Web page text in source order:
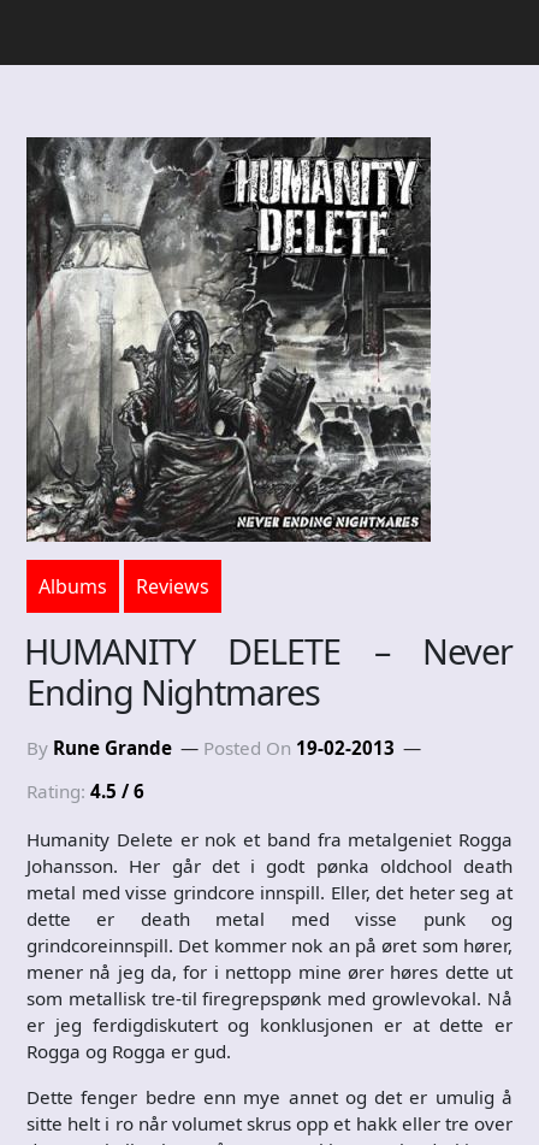
Albums Reviews
HUMANITY DELETE – Never
Ending Nightmares
By Rune Grande Posted On 19-02-2013
Rating: 4.5 / 6
Humanity Delete er nok et band fra metalgeniet Rogga
Johansson. Her går det i godt pønka oldchool death
metal med visse grindcore innspill. Eller, det heter seg at
dette er death metal med visse punk og
grindcoreinnspill. Det kommer nok an på øret som hører,
mener nå jeg da, for i nettopp mine ører høres dette ut
som metallisk tre-til firegrepspønk med growlevokal. Nå
er jeg ferdigdiskutert og konklusjonen er at dette er
Rogga og Rogga er gud.
Dette fenger bedre enn mye annet og det er umulig å
sitte helt i ro når volumet skrus opp et hakk eller tre over